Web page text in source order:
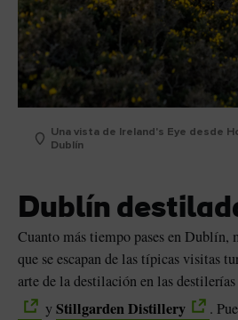
Una vista de Ireland's Eye desde
Dublín
Dublín
Cuanto más tiempo pases en Dublín,
que se escapan de las típicas visitas
arte de la destilación en las destilerías
yStillgarden Distillery .